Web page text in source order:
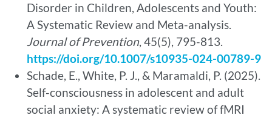
Disorder in Children, Adolescents and Youth:
A Systematic Review and Meta-analysis.
Journal of Prevention, 45(5), 795-813.
https://doi.org/10.1007/s10935-024-00789-9
Schade, E., White, P. J., & Maramaldi, P. (2025).
Self-consciousness in adolescent and adult
social anxiety: A systematic review of fMRI